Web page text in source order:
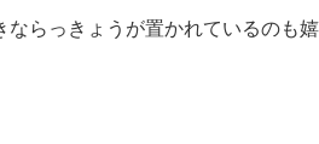
ならっきょうが置かれているのも嬉